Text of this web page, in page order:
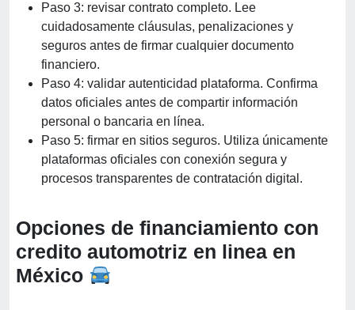
Paso 3: revisar contrato completo. Lee
cuidadosamente cláusulas, penalizaciones y
seguros antes de firmar cualquier documento
financiero.
Paso 4: validar autenticidad plataforma. Confirma
datos oficiales antes de compartir información
personal o bancaria en línea.
Paso 5: firmar en sitios seguros. Utiliza únicamente
plataformas oficiales con conexión segura y
procesos transparentes de contratación digital.
Opciones de financiamiento con
credito automotriz en linea en
México